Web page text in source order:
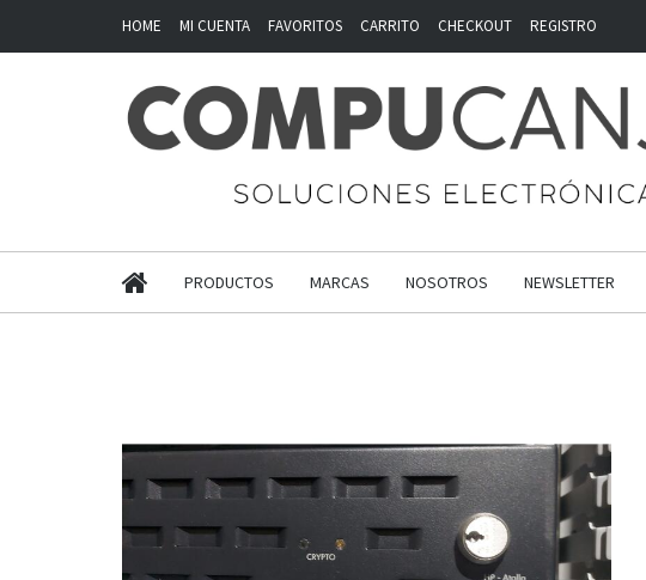
HOME MI CUENTA FAVORITOS CARRITO CHECKOUT REGISTRO
PRODUCTOS MARCAS NOSOTROS NEWSLETTER